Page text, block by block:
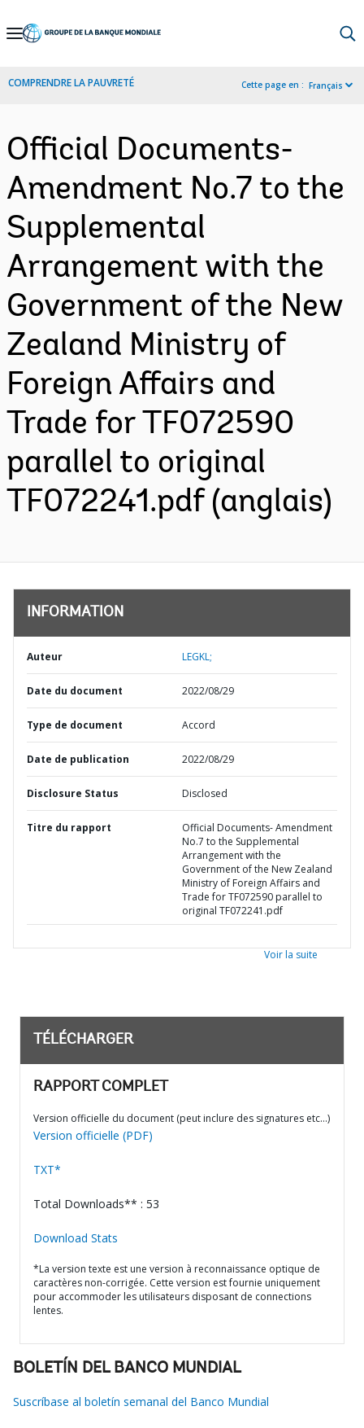
Skip
Navigation
COMPRENDRE LA PAUVRETÉ Cette page en : Français
Official Documents-
Amendment No.7 to the
Supplemental
Arrangement with the
Government of the New
Zealand Ministry of
Foreign Affairs and
Trade for TF072590
parallel to original
TF072241.pdf (anglais)
INFORMATION
Auteur LEGKL;
Date du document 2022/08/29
Type de document Accord
Date de publication 2022/08/29
Disclosure Status Disclosed
Titre du rapport
Official Documents- Amendment
No.7 to the Supplemental
Arrangement with the
Government of the New Zealand
Ministry of Foreign Affairs and
Trade for TF072590 parallel to
original TF072241.pdf
Voir la suite
TÉLÉCHARGER
RAPPORT COMPLET
Version officielle du document (peut inclure des signatures etc…)
Version officielle (PDF)
TXT*
Total Downloads** : 53
Download Stats
*La version texte est une version à reconnaissance optique de
caractères non-corrigée. Cette version est fournie uniquement
pour accommoder les utilisateurs disposant de connections
lentes.
BOLETÍN DEL BANCO MUNDIAL
Suscríbase al boletín semanal del Banco Mundial